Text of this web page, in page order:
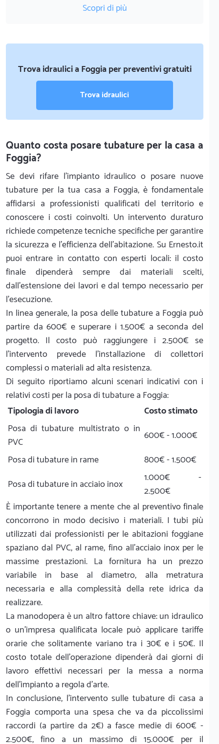
Scopri di più
Trova idraulici a Foggia per preventivi gratuiti
Trova idraulici
Quanto costa posare tubature per la casa a
Foggia?
Se devi rifare l'impianto idraulico o posare nuove
tubature per la tua casa a Foggia, è fondamentale
affidarsi a professionisti qualificati del territorio e
conoscere i costi coinvolti. Un intervento duraturo
richiede competenze tecniche specifiche per garantire
la sicurezza e l'efficienza dell'abitazione. Su Ernesto.it
puoi entrare in contatto con esperti locali: il costo
finale dipenderà sempre dai materiali scelti,
dall'estensione dei lavori e dal tempo necessario per
l'esecuzione.
In linea generale, la posa delle tubature a Foggia può
partire da 600€ e superare i 1.500€ a seconda del
progetto. Il costo può raggiungere i 2.500€ se
l'intervento prevede l'installazione di collettori
complessi o materiali ad alta resistenza.
Di seguito riportiamo alcuni scenari indicativi con i
relativi costi per la posa di tubature a Foggia:
Tipologia di lavoro
Costo stimato
Posa di tubature multistrato o in
PVC
600€ - 1.000€
Posa di tubature in rame
800€ - 1.500€
Posa di tubature in acciaio inox
1.000€ -
2.500€
È importante tenere a mente che al preventivo finale
concorrono in modo decisivo i materiali. I tubi più
utilizzati dai professionisti per le abitazioni foggiane
spaziano dal PVC, al rame, fino all'acciaio inox per le
massime prestazioni. La fornitura ha un prezzo
variabile in base al diametro, alla metratura
necessaria e alla complessità della rete idrica da
realizzare.
La manodopera è un altro fattore chiave: un idraulico
o un'impresa qualificata locale può applicare tariffe
orarie che solitamente variano tra i 30€ e i 50€. Il
costo totale dell'operazione dipenderà dai giorni di
lavoro effettivi necessari per la messa a norma
dell'impianto a regola d'arte.
In conclusione, l'intervento sulle tubature di casa a
Foggia comporta una spesa che va da piccolissimi
raccordi (a partire da 2€) a fasce medie di 600€ -
2.500€, fino a un massimo di 15.000€ per il